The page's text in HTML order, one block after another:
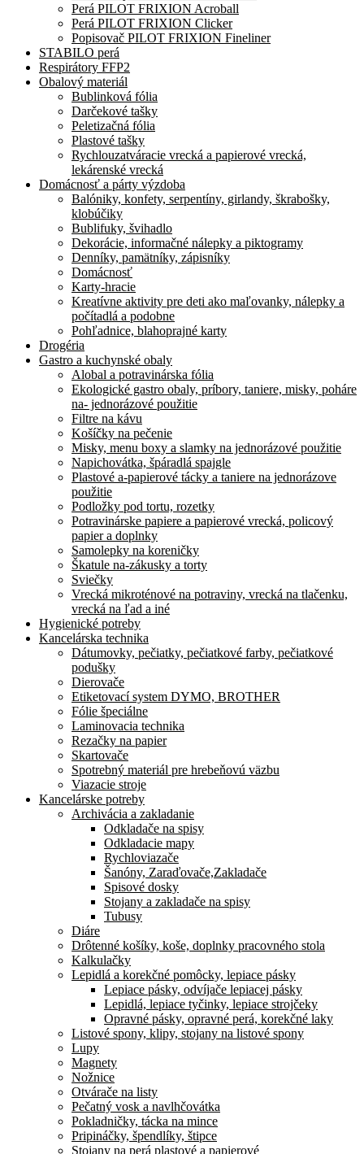
Perá PILOT FRIXION Acroball
Perá PILOT FRIXION Clicker
Popisovač PILOT FRIXION Fineliner
STABILO perá
Respirátory FFP2
Obalový materiál
Bublinková fólia
Darčekové tašky
Peletizačná fólia
Plastové tašky
Rychlouzatváracie vrecká a papierové vrecká,
lekárenské vrecká
Domácnosť a párty výzdoba
Balóniky, konfety, serpentíny, girlandy, škrabošky,
klobúčiky
Bublifuky, švihadlo
Dekorácie, informačné nálepky a piktogramy
Denníky, pamätníky, zápisníky
Domácnosť
Karty-hracie
Kreatívne aktivity pre deti ako maľovanky, nálepky a
počítadlá a podobne
Pohľadnice, blahoprajné karty
Drogéria
Gastro a kuchynské obaly
Alobal a potravinárska fólia
Ekologické gastro obaly, príbory, taniere, misky, poháre
na- jednorázové použitie
Filtre na kávu
Košíčky na pečenie
Misky, menu boxy a slamky na jednorázové použitie
Napichovátka, špáradlá spajgle
Plastové a-papierové tácky a taniere na jednorázove
použitie
Podložky pod tortu, rozetky
Potravinárske papiere a papierové vrecká, policový
papier a doplnky
Samolepky na koreničky
Škatule na-zákusky a torty
Sviečky
Vrecká mikroténové na potraviny, vrecká na tlačenku,
vrecká na ľad a iné
Hygienické potreby
Kancelárska technika
Dátumovky, pečiatky, pečiatkové farby, pečiatkové
podušky
Dierovače
Etiketovací system DYMO, BROTHER
Fólie špeciálne
Laminovacia technika
Rezačky na papier
Skartovače
Spotrebný materiál pre hrebeňovú väzbu
Viazacie stroje
Kancelárske potreby
Archivácia a zakladanie
Odkladače na spisy
Odkladacie mapy
Rychloviazače
Šanóny, Zaraďovače,Zakladače
Spisové dosky
Stojany a zakladače na spisy
Tubusy
Diáre
Drôtenné košíky, koše, doplnky pracovného stola
Kalkulačky
Lepidlá a korekčné pomôcky, lepiace pásky
Lepiace pásky, odvíjače lepiacej pásky
Lepidlá, lepiace tyčinky, lepiace strojčeky
Opravné pásky, opravné perá, korekčné laky
Listové spony, klipy, stojany na listové spony
Lupy
Magnety
Nožnice
Otvárače na listy
Pečatný vosk a navlhčovátka
Pokladničky, tácka na mince
Pripináčky, špendlíky, štipce
Stojany na perá plastové a papierové